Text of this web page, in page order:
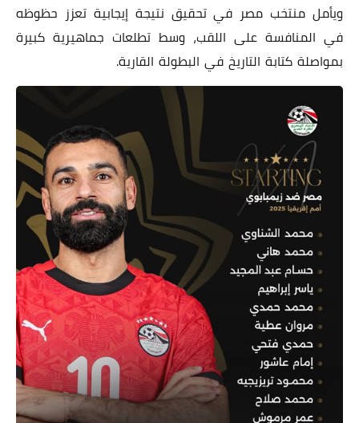
ويأمل منتخب مصر في تحقيق نتيجة إيجابية تعزز حظوظه
في المنافسة على اللقب، وسط تطلعات جماهيرية كبيرة
بمواصلة كتابة التاريخ في البطولة القارية.